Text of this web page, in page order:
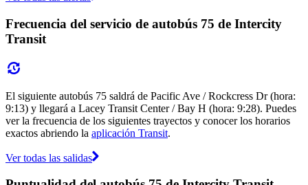
Frecuencia del servicio de autobús 75 de Intercity
Transit
El siguiente autobús 75 saldrá de Pacific Ave / Rockcress Dr (hora:
9:13) y llegará a Lacey Transit Center / Bay H (hora: 9:28). Puedes
ver la frecuencia de los siguientes trayectos y conocer los horarios
exactos abriendo la aplicación Transit.
Ver todas las salidas